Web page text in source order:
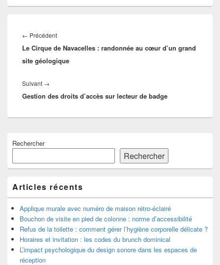
de
l’article
← PrécédentArticle
précédent :
Le Cirque de Navacelles : randonnée au cœur d’un grand
site géologique
Suivant →
suivant :
Gestion des droits d’accès sur lecteur de badge
principale
widget
pour
barre
latérale
Rechercher
Rechercher
Articles récents
Applique murale avec numéro de maison rétro-éclairé
Bouchon de visite en pied de colonne : norme d’accessibilité
Refus de la toilette : comment gérer l’hygiène corporelle délicate ?
Horaires et invitation : les codes du brunch dominical
L’impact psychologique du design sonore dans les espaces de
réception